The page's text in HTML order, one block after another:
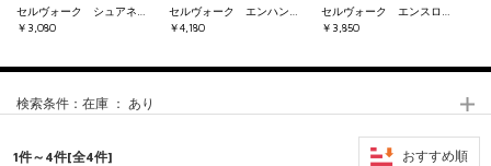
￥3,080
￥4,180
￥3,850
検索条件： 在庫 ： あり
1件～4件[全4件] おすすめ順